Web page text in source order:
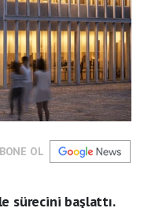
OL
sürecini başlattı.